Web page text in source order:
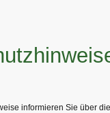
informieren Sie über